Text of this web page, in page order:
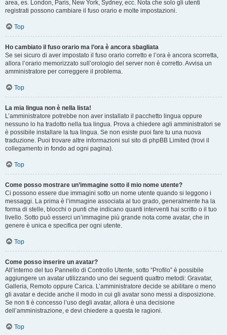
area, es. London, Paris, New York, Sydney, ecc. Nota che solo gli utenti
registrati possono cambiare il fuso orario e molte impostazioni.
Top
Ho cambiato il fuso orario ma l’ora è ancora sbagliata
Se sei sicuro di aver impostato il fuso orario corretto e l’ora è ancora scorretta,
allora l’orario memorizzato sull’orologio del server non è corretto. Avvisa un
amministratore per correggere il problema.
Top
La mia lingua non è nella lista!
L’amministratore potrebbe non aver installato il pacchetto lingua oppure
nessuno lo ha tradotto nella tua lingua. Prova a chiedere agli amministratori se
è possibile installare la tua lingua. Se non esiste puoi fare tu una nuova
traduzione. Puoi trovare altre informazioni sul sito di phpBB Limited (trovi il
collegamento in fondo ad ogni pagina).
Top
Come posso mostrare un’immagine sotto il mio nome utente?
Ci possono essere due immagini sotto un nome utente quando si leggono i
messaggi. La prima è l’immagine associata al tuo grado, generalmente ha la
forma di stelle, blocchi o punti che indicano quanti interventi hai scritto o il tuo
livello. Sotto può esserci un’immagine più grande nota come avatar, che in
genere è unica e specifica per ogni utente.
Top
Come posso inserire un avatar?
All’interno del tuo Pannello di Controllo Utente, sotto “Profilo” è possibile
aggiungere un avatar utilizzando uno dei seguenti quattro metodi: Gravatar,
Galleria, Remoto oppure Carica. L’amministratore decide se abilitare o meno
gli avatar e decide anche il modo in cui gli avatar sono messi a disposizione.
Se non ti è concesso l’uso degli avatar, allora è una decisione
dell’amministrazione, e devi chiedere a questa le ragioni.
Top